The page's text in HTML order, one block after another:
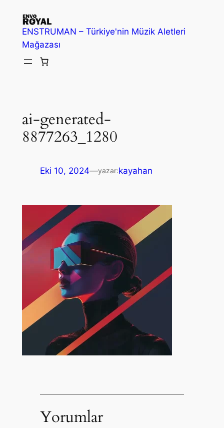
ENSTRUMAN – Türkiye'nin Müzik Aletleri
Mağazası
ai-generated-
8877263_1280
Eki 10, 2024—yazar:kayahan
Yorumlar